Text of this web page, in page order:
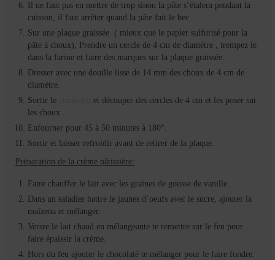
Il ne faut pas en mettre de trop sinon la pâte s’étalera pendant la
cuisson, il faut arrêter quand la pâte fait le bec .
Sur une plaque graissée ( mieux que le papier sulfurisé pour la
pâte à choux), Prendre un cercle de 4 cm de diamètre , trempez le
dans la farine et faire des marques sur la plaque graissée.
Dresser avec une douille lisse de 14 mm des choux de 4 cm de
diamètre.
Sortir le
et découper des cercles de 4 cm et les poser sur
les choux .
Enfourner pour 45 à 50 minutes à 180°.
Sortir et laisser refroidir avant de retirer de la plaque.
Préparation de la crème pâtissière:
Faire chauffer le lait avec les graines de gousse de vanille.
Dans un saladier battre le jaunes d’oeufs avec le sucre, ajouter la
maïzena et mélanger.
Versre le lait chaud en mélangeante te remettre sur le feu pour
faire épaissir la crème.
Hors du feu ajouter le chocolaté te mélanger pour le faire fondre.